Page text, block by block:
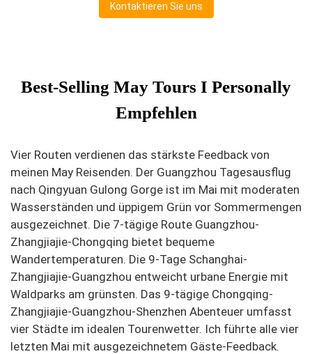
Kontaktieren Sie uns
Best-Selling May Tours I Personally
Empfehlen
Vier Routen verdienen das stärkste Feedback von
meinen May Reisenden. Der Guangzhou Tagesausflug
nach Qingyuan Gulong Gorge ist im Mai mit moderaten
Wasserständen und üppigem Grün vor Sommermengen
ausgezeichnet. Die 7-tägige Route Guangzhou-
Zhangjiajie-Chongqing bietet bequeme
Wandertemperaturen. Die 9-Tage Schanghai-
Zhangjiajie-Guangzhou entweicht urbane Energie mit
Waldparks am grünsten. Das 9-tägige Chongqing-
Zhangjiajie-Guangzhou-Shenzhen Abenteuer umfasst
vier Städte im idealen Tourenwetter. Ich führte alle vier
letzten Mai mit ausgezeichnetem Gäste-Feedback.